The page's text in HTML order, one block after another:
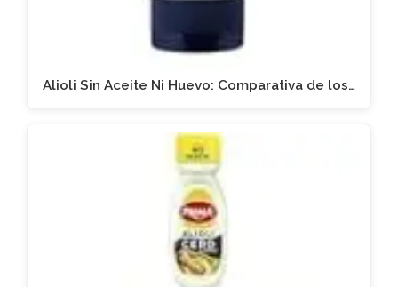
Alioli Sin Aceite Ni Huevo: Comparativa de los…